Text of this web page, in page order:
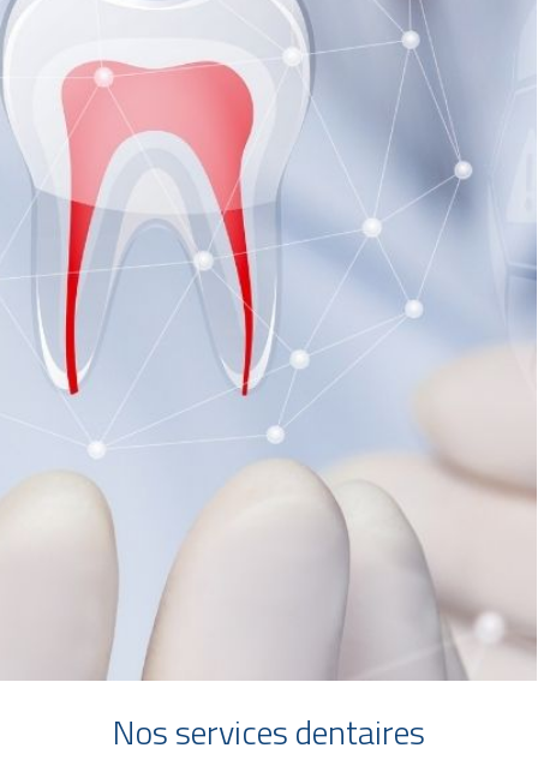
Nos services dentaires